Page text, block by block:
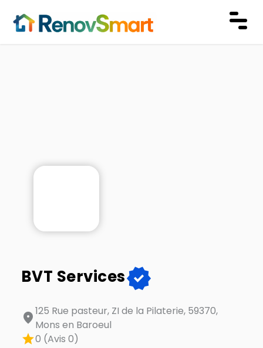
BVT Servicesverified
location_on125 Rue pasteur, ZI de la Pilaterie, 59370,
Mons en Baroeul
star0 (Avis 0)